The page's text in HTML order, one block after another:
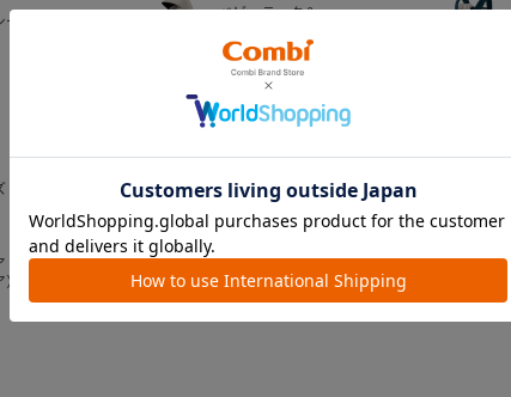
ト
ベビーラック＆
おむつ・
トイレグッズ
ベビー食器
ベビートイ